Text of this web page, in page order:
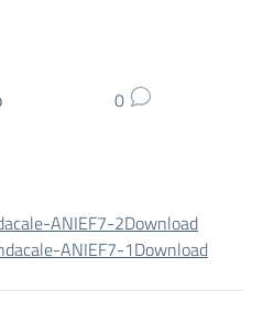
0
ANIEF7-2Download
ANIEF7-1Download